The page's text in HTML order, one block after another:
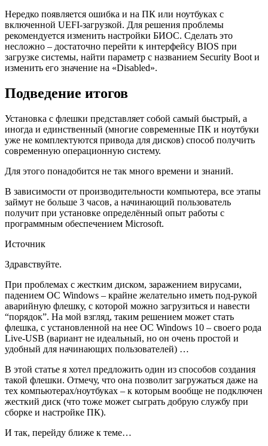
Нередко появляется ошибка и на ПК или ноутбуках с
включенной UEFI-загрузкой. Для решения проблемы
рекомендуется изменить настройки БИОС. Сделать это
несложно – достаточно перейти к интерфейсу BIOS при
загрузке системы, найти параметр с названием Security Boot и
изменить его значение на «Disabled».
Подведение итогов
Установка с флешки представляет собой самый быстрый, а
иногда и единственный (многие современные ПК и ноутбуки
уже не комплектуются привода для дисков) способ получить
современную операционную систему.
Для этого понадобится не так много времени и знаний.
В зависимости от производительности компьютера, все этапы
займут не больше 3 часов, а начинающий пользователь
получит при установке определённый опыт работы с
программным обеспечением Microsoft.
Источник
Здравствуйте.
При проблемах с жестким диском, заражением вирусами,
падением ОС Windows – крайне желательно иметь под-рукой
аварийную флешку, с которой можно загрузиться и навести
“порядок”. На мой взгляд, таким решением может стать
флешка, с установленной на нее ОС Windows 10 – своего рода
Live-USB (вариант не идеальный, но он очень простой и
удобный для начинающих пользователей) …
В этой статье я хотел предложить один из способов создания
такой флешки. Отмечу, что она позволит загружаться даже на
тех компьютерах/ноутбуках – к которым вообще не подключен
жесткий диск (что тоже может сыграть добрую службу при
сборке и настройке ПК).
И так, перейду ближе к теме…